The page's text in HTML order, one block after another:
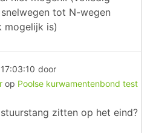
tot N-wegen
mogelijk is)
door
op Poolse kurwamentenbond test
zitten op het eind?